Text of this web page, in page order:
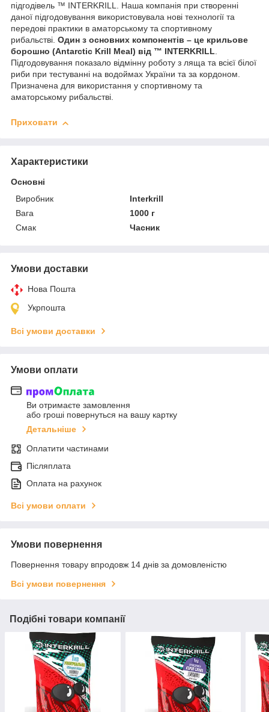
підгодівель ™ INTERKRILL. Наша компанія при створенні
даної підгодовування використовувала нові технології та
передові практики в аматорському та спортивному
рибальстві. Один з основних компонентів – це крильове
борошно (Antarctic Krill Meal) від ™ INTERKRILL.
Підгодовування показало відмінну роботу з ляща та всієї білої
риби при тестуванні на водоймах України та за кордоном.
Призначена для використання у спортивному та
аматорському рибальстві.
Приховати
Характеристики
Основні
Виробник
Interkrill
Вага
1000 г
Смак
Часник
Умови доставки
Нова Пошта
Укрпошта
Всі умови доставки
Умови оплати
Ви отримаєте замовлення
або гроші повернуться на вашу картку
Детальніше
Оплатити частинами
Післяплата
Оплата на рахунок
Всі умови оплати
Умови повернення
Повернення товару впродовж 14 днів за домовленістю
Всі умови повернення
Подібні товари компанії